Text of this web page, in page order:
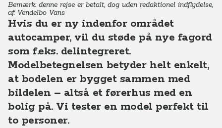
Bemærk: denne rejse er betalt, dog uden redaktionel indflydelse,
af: Vendelbo Vans
Hvis du er ny indenfor området
autocamper, vil du støde på nye fagord
som f.eks. delintegreret.
Modelbetegnelsen betyder helt enkelt,
at bodelen er bygget sammen med
bildelen – altså et førerhus med en
bolig på. Vi tester en model perfekt til
to personer.